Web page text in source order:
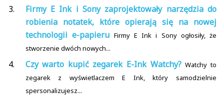
Firmy E Ink i Sony zaprojektowały narzędzia do
robienia notatek, które opierają się na nowej
technologii e-papieru Firmy E Ink i Sony ogłosiły, że
stworzenie dwóch nowych...
Czy warto kupić zegarek E-Ink Watchy? Watchy to
zegarek z wyświetlaczem E Ink, który samodzielnie
spersonalizujesz...